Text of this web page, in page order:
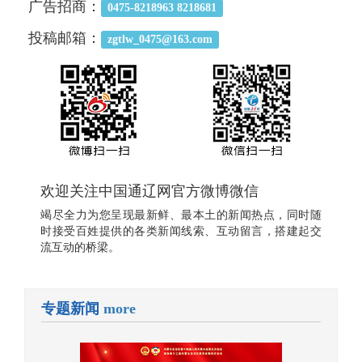
广告招商： 0475-8218963 8218681
投稿邮箱： zgtlw_0475@163.com
欢迎关注中国通辽网官方微博微信
竭尽全力为您呈现最新鲜、最本土的新闻热点，同时随
时接受百姓提供的各类新闻线索、互动留言，搭建起交
流互动的桥梁。
专题新闻 more